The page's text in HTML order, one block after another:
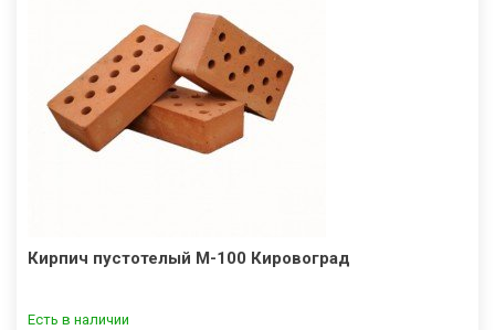
Кирпич пустотелый М-100 Кировоград
Есть в наличии